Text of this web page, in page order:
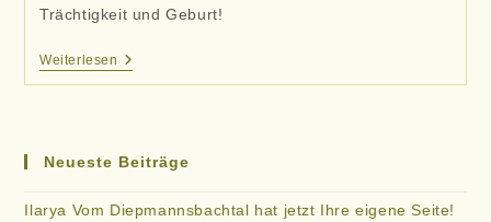
Trächtigkeit und Geburt!
Weiterlesen Hurra,
Erfolgreich
Neueste Beiträge
Ilarya Vom Diepmannsbachtal hat jetzt Ihre eigene Seite!